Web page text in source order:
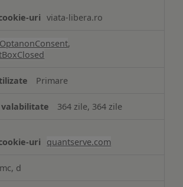
viata-libera.ro
OptanonConsent,
Primare
364 zile, 364 zile
quantserve.com
mc, d